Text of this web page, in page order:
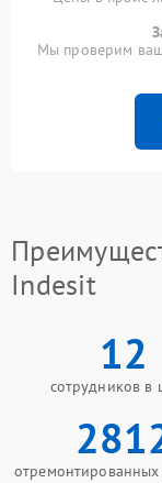
Мы проверим
Indesit
12
сотрудников в
отремонтированных